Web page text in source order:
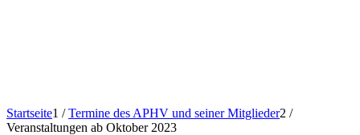
Startseite1 / Termine des APHV und seiner Mitglieder2 /
Veranstaltungen ab Oktober 2023